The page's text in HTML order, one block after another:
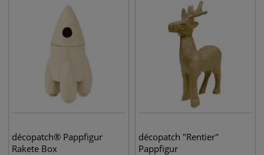
décopatch® Pappfigur
Rakete Box
décopatch "Rentier"
Pappfigur